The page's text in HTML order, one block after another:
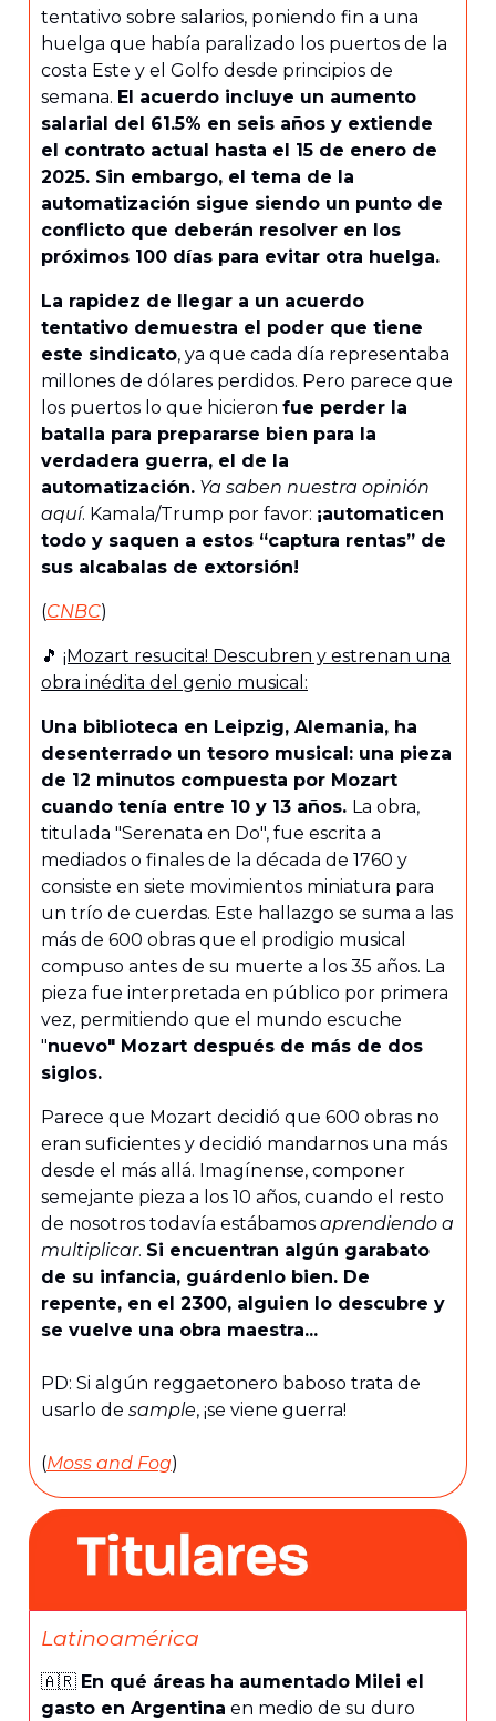
tentativo sobre salarios, poniendo fin a una
huelga que había paralizado los puertos de la
costa Este y el Golfo desde principios de
semana. El acuerdo incluye un aumento
salarial del 61.5% en seis años y extiende
el contrato actual hasta el 15 de enero de
2025. Sin embargo, el tema de la
automatización sigue siendo un punto de
conflicto que deberán resolver en los
próximos 100 días para evitar otra huelga.
La rapidez de llegar a un acuerdo
tentativo demuestra el poder que tiene
este sindicato, ya que cada día representaba
millones de dólares perdidos. Pero parece que
los puertos lo que hicieron fue perder la
batalla para prepararse bien para la
verdadera guerra, el de la
automatización. Ya saben nuestra opinión
aquí. Kamala/Trump por favor: ¡automaticen
todo y saquen a estos “captura rentas” de
sus alcabalas de extorsión!
(CNBC)
🎵 ¡Mozart resucita! Descubren y estrenan una
obra inédita del genio musical:
Una biblioteca en Leipzig, Alemania, ha
desenterrado un tesoro musical: una pieza
de 12 minutos compuesta por Mozart
cuando tenía entre 10 y 13 años. La obra,
titulada "Serenata en Do", fue escrita a
mediados o finales de la década de 1760 y
consiste en siete movimientos miniatura para
un trío de cuerdas. Este hallazgo se suma a las
más de 600 obras que el prodigio musical
compuso antes de su muerte a los 35 años. La
pieza fue interpretada en público por primera
vez, permitiendo que el mundo escuche
"nuevo" Mozart después de más de dos
siglos.
Parece que Mozart decidió que 600 obras no
eran suficientes y decidió mandarnos una más
desde el más allá. Imagínense, componer
semejante pieza a los 10 años, cuando el resto
de nosotros todavía estábamos aprendiendo a
multiplicar. Si encuentran algún garabato
de su infancia, guárdenlo bien. De
repente, en el 2300, alguien lo descubre y
se vuelve una obra maestra...
PD: Si algún reggaetonero baboso trata de
usarlo de sample, ¡se viene guerra!
(Moss and Fog)
Latinoamérica
🇦🇷 En qué áreas ha aumentado Milei el
gasto en Argentina en medio de su duro